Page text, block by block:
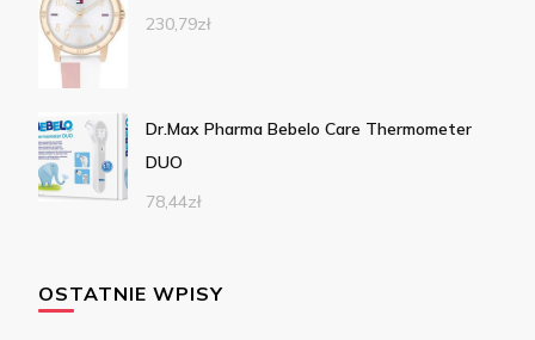
230,79zł
Dr.Max Pharma Bebelo Care Thermometer
DUO
78,44zł
OSTATNIE WPISY